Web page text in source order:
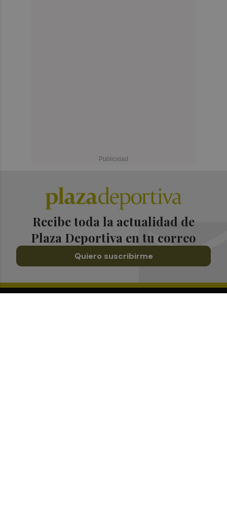
Recibe toda la actualidad de
Plaza Deportiva en tu correo
Quiero suscribirme